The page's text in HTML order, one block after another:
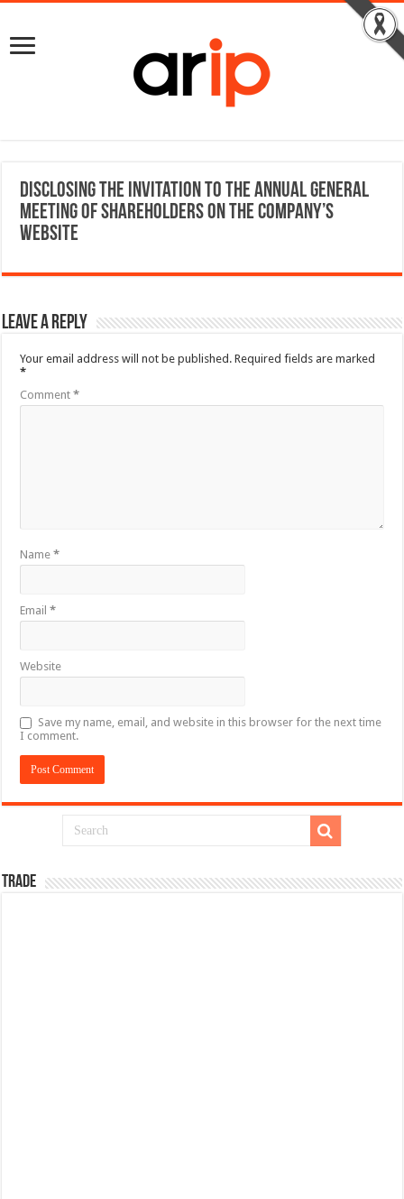
Disclosing the Invitation to the Annual General
Meeting of Shareholders on the Company’s
website
Leave a Reply
Your email address will not be published. Required fields are marked
*
Comment*
Name*
Email*
Website
Save my name, email, and website in this browser for the next time
I comment.
TRADE